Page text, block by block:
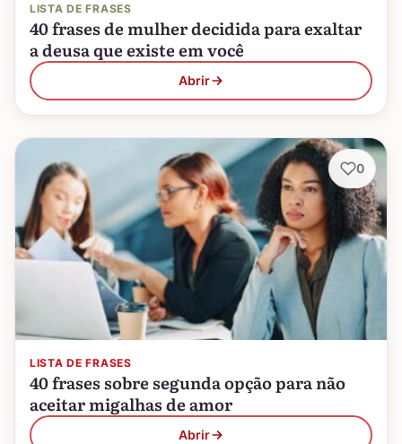
LISTA DE FRASES
40 frases de mulher decidida para exaltar
a deusa que existe em você
Abrir
LISTA DE FRASES
40 frases sobre segunda opção para não
aceitar migalhas de amor
Abrir
0